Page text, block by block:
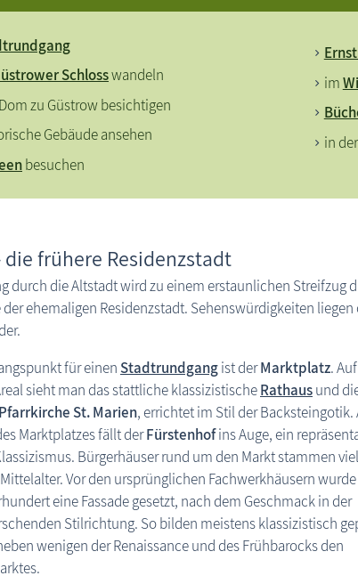
Schlosswandeln
zu Güstrow besichtigen
Gebäude ansehen
besuchen
im
in
die frühere Residenzstadt
durch die Altstadt wird zu einem erstaunlichen Streifzug
ehemaligen Residenzstadt. Sehenswürdigkeiten liegen
für einen Stadtrundgangist derMarktplatz.
sieht man das stattliche klassizistischeRathausund
St. Marien, errichtet im Stil der Backsteingotik.
Marktplatzes fällt derFürstenhofins Auge, ein
Bürgerhäuser rund um den Markt stammen
Vor den ursprünglichen Fachwerkhäusern
eine Fassade gesetzt, nach dem Geschmack in der
Stilrichtung. So bilden meistens klassizistisch
wenigen der Renaissance und des Frühbarocks den